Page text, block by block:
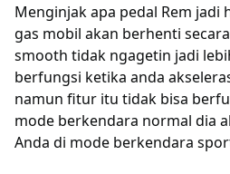
Menginjak apa pedal Rem jadi
gas mobil akan berhenti
smooth tidak ngagetin jadi
berfungsi ketika anda
namun fitur itu tidak bisa
mode berkendara normal dia
Anda di mode berkendara